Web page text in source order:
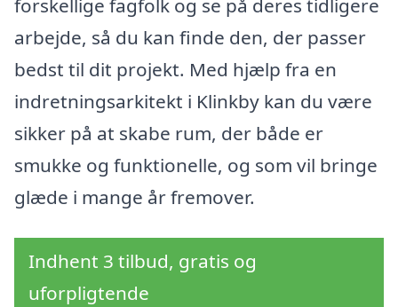
forskellige fagfolk og se på deres tidligere
arbejde, så du kan finde den, der passer
bedst til dit projekt. Med hjælp fra en
indretningsarkitekt i Klinkby kan du være
sikker på at skabe rum, der både er
smukke og funktionelle, og som vil bringe
glæde i mange år fremover.
Indhent 3 tilbud, gratis og
uforpligtende